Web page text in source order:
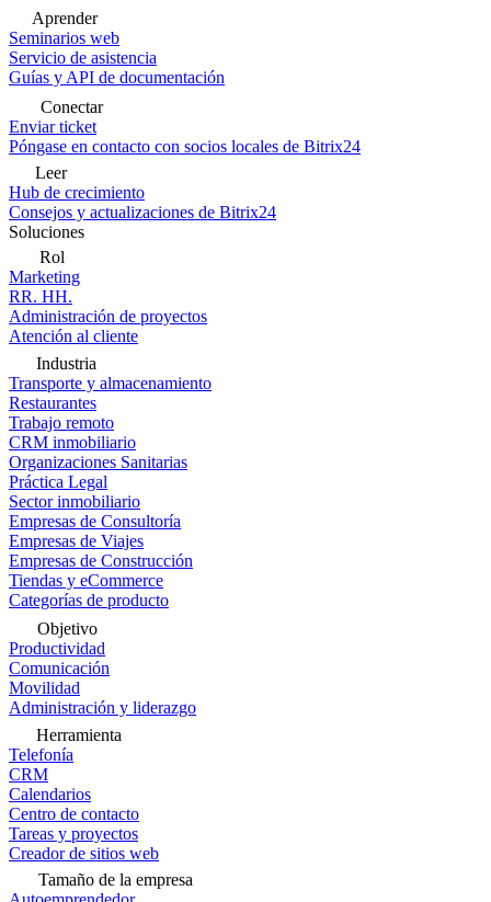
Aprender
Seminarios web
Servicio de asistencia
Guías y API de documentación
Conectar
Enviar ticket
Póngase en contacto con socios locales de Bitrix24
Leer
Hub de crecimiento
Consejos y actualizaciones de Bitrix24
Soluciones
Rol
Marketing
RR. HH.
Administración de proyectos
Atención al cliente
Industria
Transporte y almacenamiento
Restaurantes
Trabajo remoto
CRM inmobiliario
Organizaciones Sanitarias
Práctica Legal
Sector inmobiliario
Empresas de Consultoría
Empresas de Viajes
Empresas de Construcción
Tiendas y eCommerce
Categorías de producto
Objetivo
Productividad
Comunicación
Movilidad
Administración y liderazgo
Herramienta
Telefonía
CRM
Calendarios
Centro de contacto
Tareas y proyectos
Creador de sitios web
Tamaño de la empresa